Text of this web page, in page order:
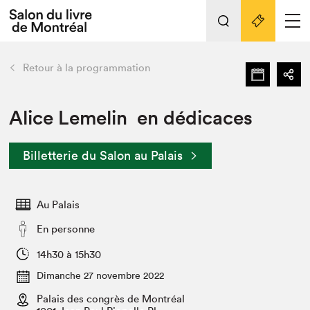
Espace médias
Espace exposant⋅e⋅s
Tout sur l'édition 2022
Actualités
Vidéos et Balados
Club de lecture Braindate
retour Nos activités
Édition 2022
Nous connaître
Projets partenaires 2022
Archives
Liens pratiques
Retour à la programmation
Alice Lemelin en dédicaces
Billetterie du Salon au Palais
Au Palais
En personne
14h30 à 15h30
Dimanche 27 novembre 2022
Palais des congrès de Montréal